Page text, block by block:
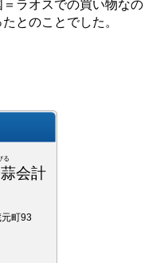
ラオスでの買い物なの
とのことでした。
会計
町93